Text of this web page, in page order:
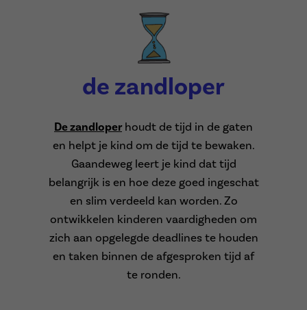
de zandloper
De zandloperhoudt de tijd in de gaten
en helpt je kind om de tijd te bewaken.
Gaandeweg leert je kind dat tijd
belangrijk is en hoe deze goed ingeschat
en slim verdeeld kan worden. Zo
ontwikkelen kinderen vaardigheden om
zich aan opgelegde deadlines te houden
en taken binnen de afgesproken tijd af
te ronden.